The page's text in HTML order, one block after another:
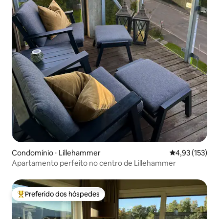
Condomínio ⋅ Lillehammer 4,93 de uma
4,93 (153)
Apartamento perfeito no centro de Lillehammer
Entre os melhores preferidos dos hóspedes
Preferido dos hóspedes